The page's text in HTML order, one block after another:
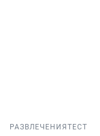
РАЗВЛЕЧЕНИЯ ТЕСТ